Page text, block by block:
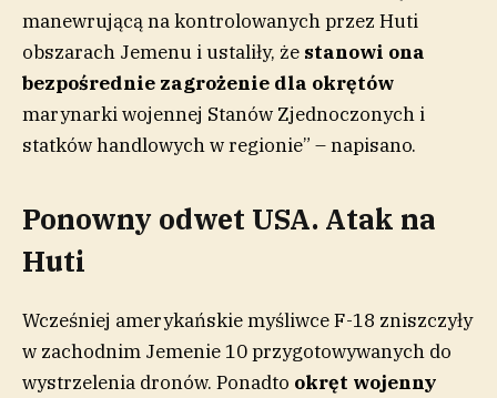
manewrującą na kontrolowanych przez Huti
obszarach Jemenu i ustaliły, że stanowi ona
bezpośrednie zagrożenie dla okrętów
marynarki wojennej Stanów Zjednoczonych i
statków handlowych w regionie” – napisano.
Ponowny odwet USA. Atak na
Huti
Wcześniej amerykańskie myśliwce F-18 zniszczyły
w zachodnim Jemenie 10 przygotowywanych do
wystrzelenia dronów. Ponadto okręt wojenny